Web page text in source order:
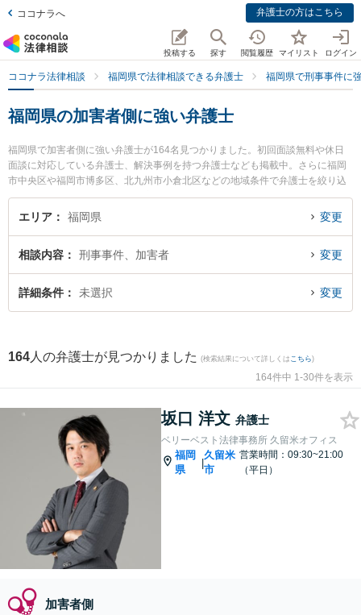
ココナラへ 弁護士の方はこちら
投稿する 探す 閲覧履歴 マイリスト ログイン
ココナラ法律相談 福岡県で法律相談できる弁護士 福岡県で刑事事件に
福岡県の加害者側に強い弁護士
福岡県で加害者側に強い弁護士が164名見つかりました。初回面談無料や休日
面談に対応している弁護士、解決事例を持つ弁護士なども掲載中。さらに福岡
市中央区や福岡市博多区、北九州市小倉北区などの地域条件で弁護士を絞り込
めます。刑事事件に関係する加害者側や少年事件、再犯・前科あり等の細かな
分野での絞り込み検索もでき便利です。特にベリーベスト法律事務所 久留米オ
フィール情報や弁護士費用、強みなどが注目されています。『福岡県で土日や
夜間に発生した加害者側のトラブルを今すぐに弁護士に相談したい』『加害者
側のトラブル解決の実績豊富な近くの弁護士を検索したい』『初回相談無料で
エリア 福岡県 変更
相談内容 刑事事件、加害者 変更
詳細条件 未選択 変更
164 人の弁護士が見つかりました (検索結果について詳しくは こちら)
164件中 1-30件を表示
坂口 洋文 弁護士
ベリーベスト法律事務所 久留米オフィス
福岡
県
|
久留米
市
営業時間：09:30~21:00
（平日）
加害者側